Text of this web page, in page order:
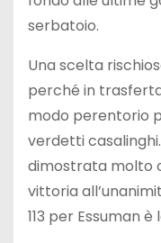
serbatoio.
Una scelta
perché in
modo perentorio
verdetti
dimostrata molto
vittoria
113 per Essuman